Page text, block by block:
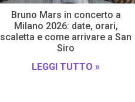
Bruno Mars in concerto a
Milano 2026: date, orari,
scaletta e come arrivare a San
Siro
LEGGI TUTTO »